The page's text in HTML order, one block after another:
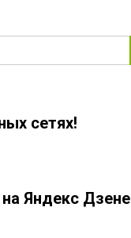
сетях!
Яндекс Дзене